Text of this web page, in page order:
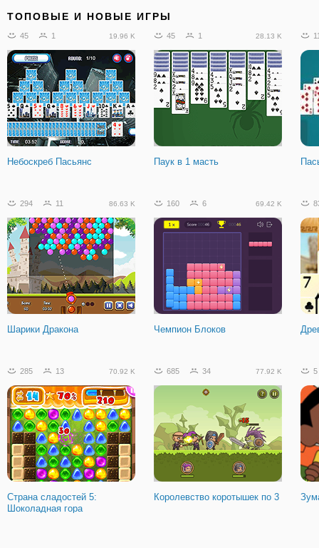
Драгоценный Пазл - 3 в ряд
Безрукий Миллионер:
Обмануть Гильотину
ТОПОВЫЕ И НОВЫЕ ИГРЫ
45 1 19.96 K
Небоскреб Пасьянс
45 1 28.13 K
Паук в 1 масть
294 11 86.63 K
Шарики Дракона
160 6 69.42 K
Чемпион Блоков
285 13 70.92 K
Страна сладостей 5:
Шоколадная гора
685 34 77.92 K
Королевство коротышек по 3
5